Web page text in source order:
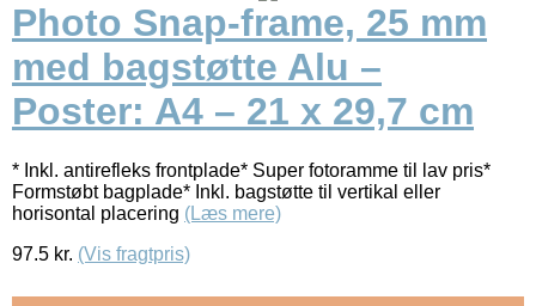
Photo Snap-frame, 25 mm
med bagstøtte Alu –
Poster: A4 – 21 x 29,7 cm
* Inkl. antirefleks frontplade* Super fotoramme til lav pris*
Formstøbt bagplade* Inkl. bagstøtte til vertikal eller
horisontal placering (Læs mere)
97.5 kr. (Vis fragtpris)